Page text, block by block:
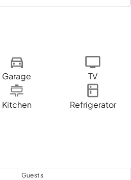
Garage TV
Kitchen
Refrigerator
Guests